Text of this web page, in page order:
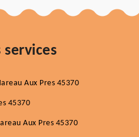
Aux Pres 45370
45370
Aux Pres 45370